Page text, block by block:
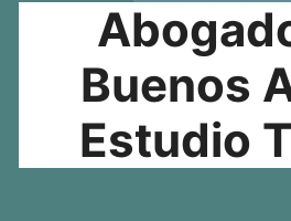
Buenos
Estudio